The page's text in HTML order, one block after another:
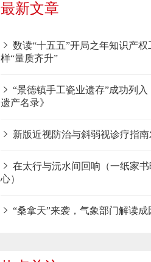
最新文章
数读“十五五”开局之年知识产权
样“量质齐升”
“景德镇手工瓷业遗存”成功列入
遗产名录》
新版近视防治与斜弱视诊疗指
在太行与沅水间回响（一纸家书
心）
“桑拿天”来袭，气象部门解读成